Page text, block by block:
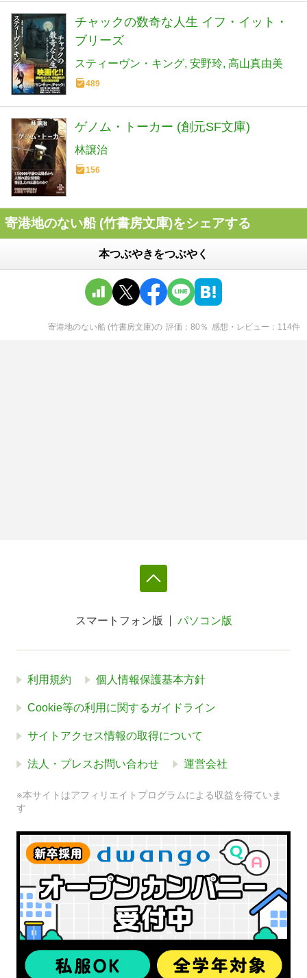
チャックの数奇な人生 イフ・イット・
ブリーズ
スティーヴン・キング 安野玲 高山真由美
489
ゲノム・トーカー (創元SF文庫)
林譲治
156
寄港地のない船 (竹書房文庫)をシェアする
本つぶやきをつぶやく
寄港地のない船 (竹書房文庫)の 評価 80 ％ 感想・レビュー 114件
スマートフォン版 パソコン版
利用規約 個人情報保護基本方針
Cookie等の利用に関するガイドライン
サイトアクセス情報の取得について
法人・プレスお問い合わせ 運営会社
※本サイトはアフィリエイトプログラムによる収益を得ていま
す